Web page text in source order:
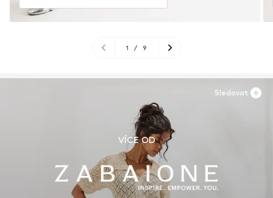
1 / 9
VÍCE OD
Sledovat